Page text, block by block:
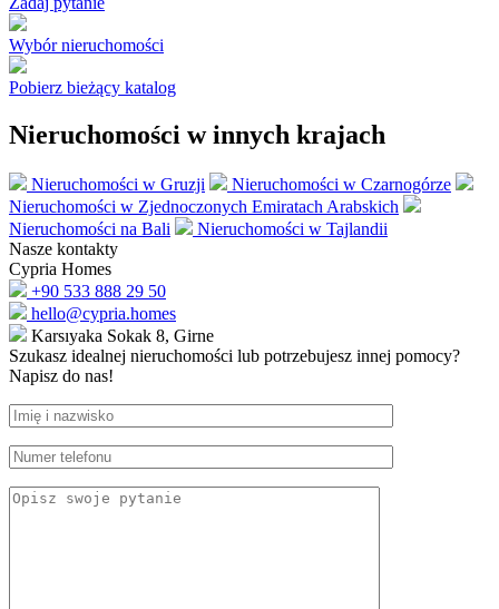
Wybór nieruchomości
Pobierz bieżący katalog
Nieruchomości w innych krajach
Nieruchomości w Gruzji
Nieruchomości w Czarnogórze
Nieruchomości w Zjednoczonych Emiratach Arabskich
Nieruchomości na Bali
Nieruchomości w Tajlandii
Nasze kontakty
Cypria Homes
+90 533 888 29 50
hello@cypria.homes
Karsıyaka Sokak 8, Girne
Szukasz idealnej nieruchomości lub potrzebujesz innej pomocy?
Napisz do nas!